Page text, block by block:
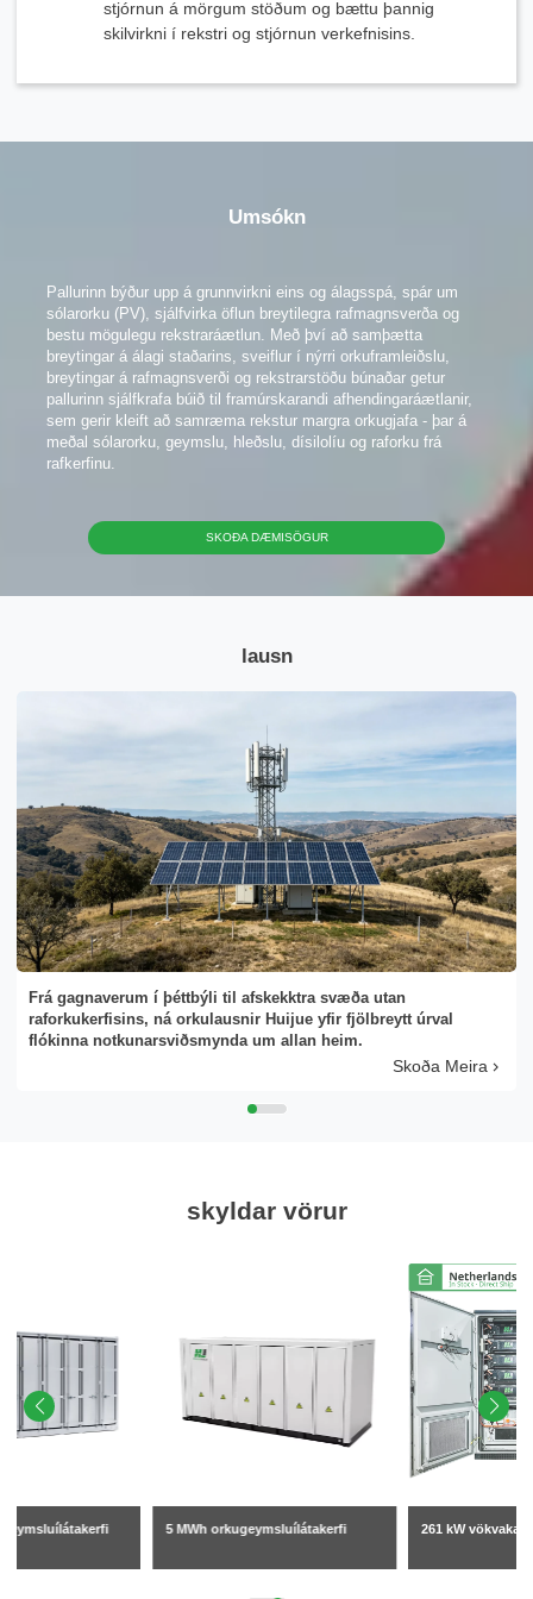
stjórnun á mörgum stöðum og bættu þannig
skilvirkni í rekstri og stjórnun verkefnisins.
Umsókn
Pallurinn býður upp á grunnvirkni eins og álagsspá, spár um
sólarorku (PV), sjálfvirka öflun breytilegra rafmagnsverða og
bestu mögulegu rekstraráætlun. Með því að samþætta
breytingar á álagi staðarins, sveiflur í nýrri orkuframleiðslu,
breytingar á rafmagnsverði og rekstrarstöðu búnaðar getur
pallurinn sjálfkrafa búið til framúrskarandi afhendingaráætlanir,
sem gerir kleift að samræma rekstur margra orkugjafa - þar á
meðal sólarorku, geymslu, hleðslu, dísilolíu og raforku frá
rafkerfinu.
SKOÐA DÆMISÖGUR
lausn
Frá gagnaverum í þéttbýli til afskekktra svæða utan
raforkukerfisins, ná orkulausnir Huijue yfir fjölbreytt úrval
flókinna notkunarsviðsmynda um allan heim.
Skoða Meira
skyldar vörur
5 MWh orkugeymsluílátakerfi 261 kW vökvakældur BESS skápur
þörfum best.
Vinsamlegast veldu vörutegund